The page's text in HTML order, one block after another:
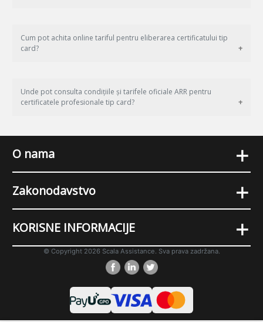
Cum pot achita online tariful pentru eliberarea certificatului tip
card?
Unde pot consulta condițiile și tarifele oficiale ARR pentru
certificatele profesionale tip card?
O nama +
Zakonodavstvo +
KORISNE INFORMACIJE +
© Copyright 2026 Scala Assistance. Sva prava zadržana.